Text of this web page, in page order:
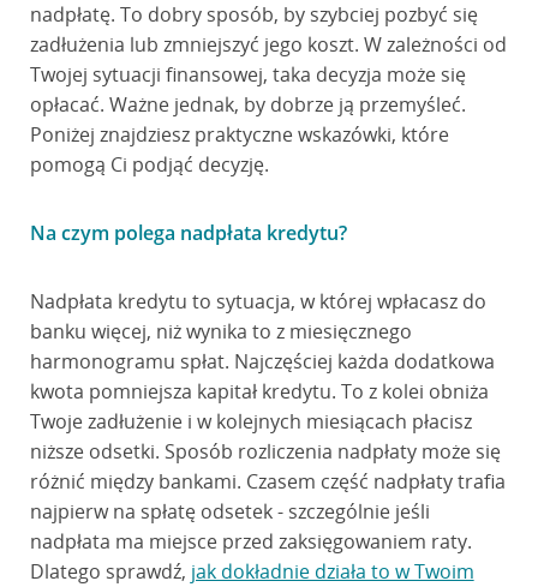
nadpłatę. To dobry sposób, by szybciej pozbyć się
zadłużenia lub zmniejszyć jego koszt. W zależności od
Twojej sytuacji finansowej, taka decyzja może się
opłacać. Ważne jednak, by dobrze ją przemyśleć.
Poniżej znajdziesz praktyczne wskazówki, które
pomogą Ci podjąć decyzję.
Na czym polega nadpłata kredytu?
Nadpłata kredytu to sytuacja, w której wpłacasz do
banku więcej, niż wynika to z miesięcznego
harmonogramu spłat. Najczęściej każda dodatkowa
kwota pomniejsza kapitał kredytu. To z kolei obniża
Twoje zadłużenie i w kolejnych miesiącach płacisz
niższe odsetki. Sposób rozliczenia nadpłaty może się
różnić między bankami. Czasem część nadpłaty trafia
najpierw na spłatę odsetek - szczególnie jeśli
nadpłata ma miejsce przed zaksięgowaniem raty.
Dlatego sprawdź, jak dokładnie działa to w Twoim